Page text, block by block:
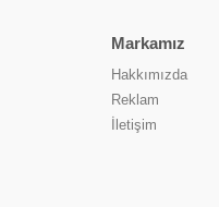
Markamız
Hakkımızda
Reklam
İletişim